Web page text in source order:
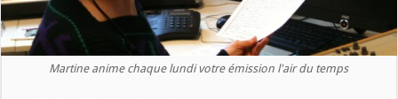
Martine anime chaque lundi votre émission l'air du temps